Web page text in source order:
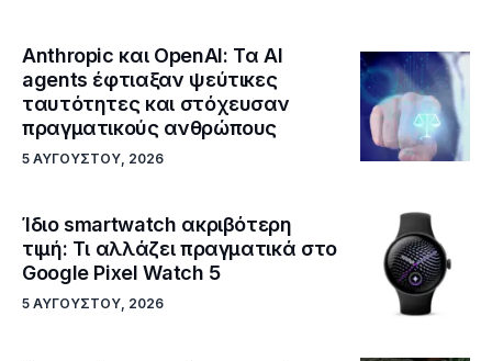
Anthropic και OpenAI: Τα AI
agents έφτιαξαν ψεύτικες
ταυτότητες και στόχευσαν
πραγματικούς ανθρώπους
5 ΑΥΓΟΎΣΤΟΥ, 2026
Ίδιο smartwatch ακριβότερη
τιμή: Τι αλλάζει πραγματικά στο
Google Pixel Watch 5
5 ΑΥΓΟΎΣΤΟΥ, 2026